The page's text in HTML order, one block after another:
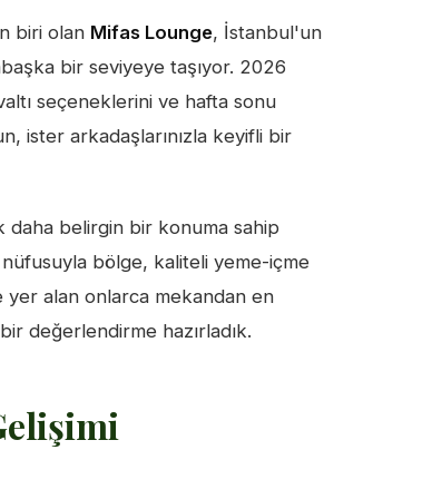
biri olan Mifas Lounge, İstanbul'un
bir seviyeye taşıyor. 2026
seçeneklerini ve hafta sonu
ister arkadaşlarınızla keyifli bir
daha belirgin bir konuma sahip
bölge, kaliteli yeme-içme
yer alan onlarca mekandan en
değerlendirme hazırladık.